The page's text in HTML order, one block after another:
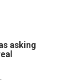
asking